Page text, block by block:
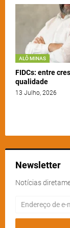
ALÔ MINAS
FIDCs: entre
qualidade
13 Julho, 2026
Newsletter
Notícias